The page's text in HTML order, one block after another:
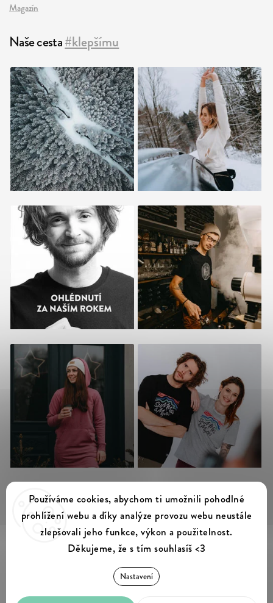
Používáme cookies, abychom ti umožnili pohodlné
prohlížení webu a díky analýze provozu webu neustále
zlepšovali jeho funkce, výkon a použitelnost.
Děkujeme, že s tím souhlasíš <3
Nastavení
Magazín
Naše cesta#klepšímu
Sledovat na Instagramu
Summer & Myles. Všechna práva vyhrazena.
Upravit nastavení cookies